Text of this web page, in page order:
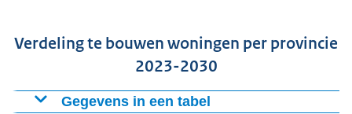
Verdeling te bouwen woningen per provincie
2023-2030
Gegevens in een tabel